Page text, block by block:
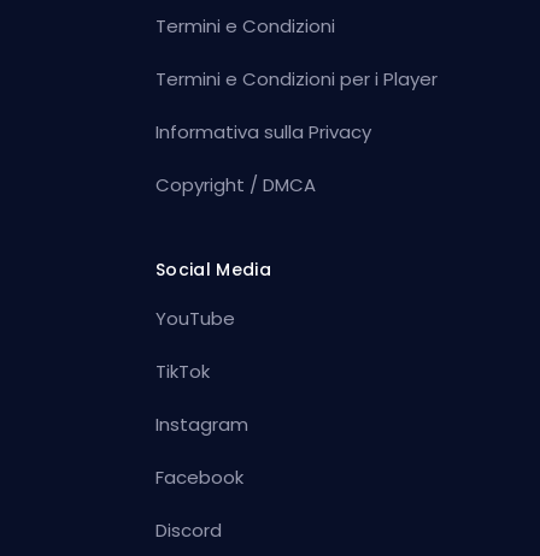
Termini e Condizioni
Termini e Condizioni per i Player
Informativa sulla Privacy
Copyright / DMCA
Social Media
YouTube
TikTok
Instagram
Facebook
Discord